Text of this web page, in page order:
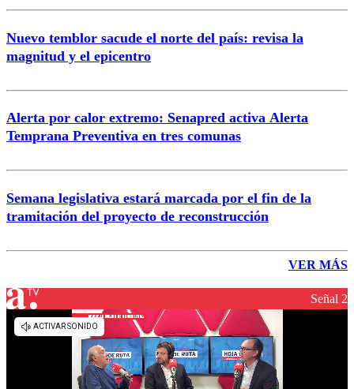
Nuevo temblor sacude el norte del país: revisa la
magnitud y el epicentro
Alerta por calor extremo: Senapred activa Alerta
Temprana Preventiva en tres comunas
Semana legislativa estará marcada por el fin de la
tramitación del proyecto de reconstrucción
VER MÁS
Señal 2